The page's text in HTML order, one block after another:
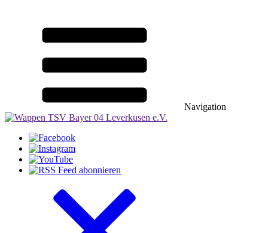
Navigation